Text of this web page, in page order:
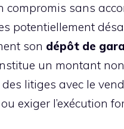
compromis sans
potentiellement
son dépôt de
un montant
litiges avec le
exiger l’exécution